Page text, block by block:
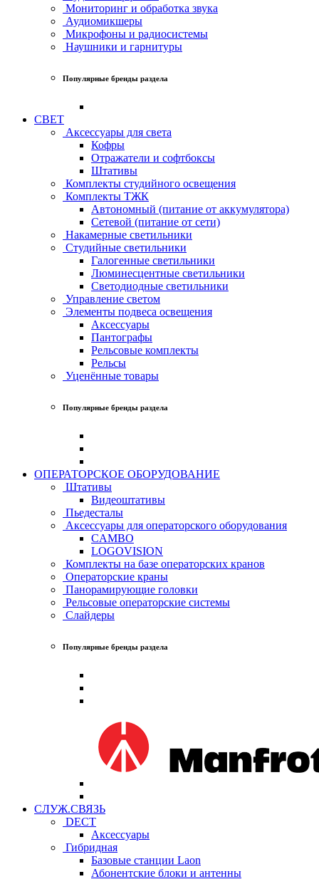
Мониторинг и обработка звука
Аудиомикшеры
Микрофоны и радиосистемы
Наушники и гарнитуры
Популярные бренды раздела
СВЕТ
Аксессуары для света
Кофры
Отражатели и софтбоксы
Штативы
Комплекты студийного освещения
Комплекты ТЖК
Автономный (питание от аккумулятора)
Сетевой (питание от сети)
Накамерные светильники
Студийные светильники
Галогенные светильники
Люминесцентные светильники
Светодиодные светильники
Управление светом
Элементы подвеса освещения
Аксессуары
Пантографы
Рельсовые комплекты
Рельсы
Уценённые товары
Популярные бренды раздела
ОПЕРАТОРСКОЕ ОБОРУДОВАНИЕ
Штативы
Видеоштативы
Пьедесталы
Аксессуары для операторского оборудования
CAMBO
LOGOVISION
Комплекты на базе операторских кранов
Операторские краны
Панорамирующие головки
Рельсовые операторские системы
Слайдеры
Популярные бренды раздела
СЛУЖ.СВЯЗЬ
DECT
Аксессуары
Гибридная
Базовые станции Laon
Абонентские блоки и антенны